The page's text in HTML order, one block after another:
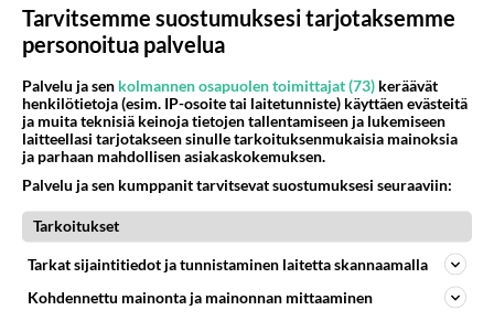
Tomaattisalsa maistuu niin
hampurilaisen kuin tacojenkin
täytteenä.
Tarvitsemme suostumuksesi tarjotaksemme
personoitua palvelua
Palvelu ja sen kolmannen osapuolen toimittajat (73) keräävät
henkilötietoja (esim. IP-osoite tai laitetunniste) käyttäen evästeitä
ja muita teknisiä keinoja tietojen tallentamiseen ja lukemiseen
laitteellasi tarjotakseen sinulle tarkoituksenmukaisia mainoksia
ja parhaan mahdollisen asiakaskokemuksen.
Palvelu ja sen kumppanit tarvitsevat suostumuksesi seuraaviin:
Tarkoitukset
Tarkat sijaintitiedot ja tunnistaminen laitetta skannaamalla
Kohdennettu mainonta ja mainonnan mittaaminen